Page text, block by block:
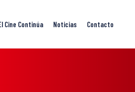
Cine Continúa Noticias Contacto